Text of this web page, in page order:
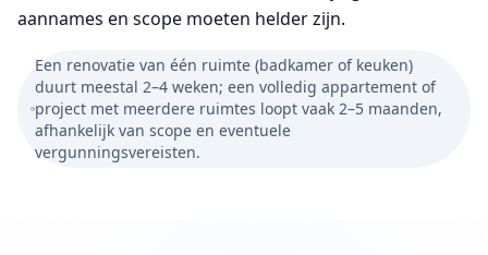
aannames en scope moeten helder zijn.
Een renovatie van één ruimte (badkamer of keuken)
duurt meestal 2–4 weken; een volledig appartement of
project met meerdere ruimtes loopt vaak 2–5 maanden,
afhankelijk van scope en eventuele
vergunningsvereisten.